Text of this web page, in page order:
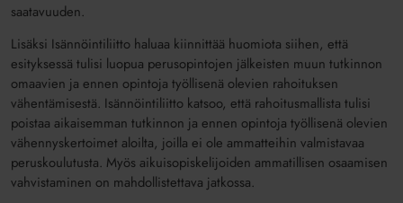
saatavuuden.
Lisäksi Isännöintiliitto haluaa kiinnittää huomiota siihen, että
esityksessä tulisi luopua perusopintojen jälkeisten muun tutkinnon
omaavien ja ennen opintoja työllisenä olevien rahoituksen
vähentämisestä. Isännöintiliitto katsoo, että rahoitusmallista tulisi
poistaa aikaisemman tutkinnon ja ennen opintoja työllisenä olevien
vähennyskertoimet aloilta, joilla ei ole ammatteihin valmistavaa
peruskoulutusta. Myös aikuisopiskelijoiden ammatillisen osaamisen
vahvistaminen on mahdollistettava jatkossa.